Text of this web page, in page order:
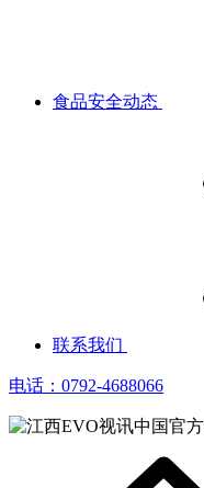
食品安全动态
联系我们
电话：0792-4688066